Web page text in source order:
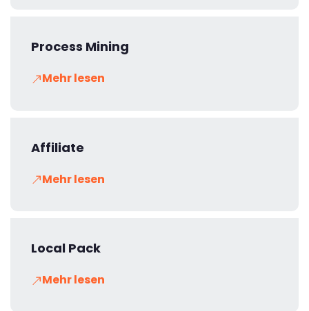
Process Mining
Mehr lesen
Affiliate
Mehr lesen
Local Pack
Mehr lesen